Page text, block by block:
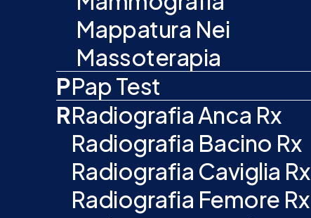
Mappatura Nei
Massoterapia
PPap Test
RRadiografia Anca Rx
Radiografia Bacino Rx
Radiografia Caviglia Rx
Radiografia Femore Rx